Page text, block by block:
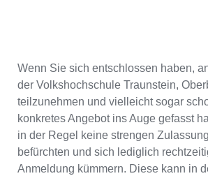
Wenn Sie sich entschlossen haben,
der Volkshochschule Traunstein,
teilzunehmen und vielleicht sogar
konkretes Angebot ins Auge gefasst
in der Regel keine strengen
befürchten und sich lediglich
Anmeldung kümmern. Diese kann in